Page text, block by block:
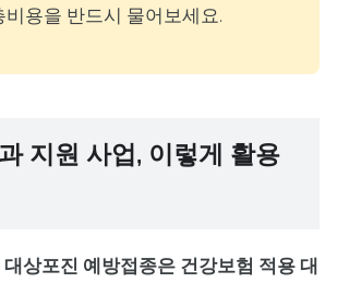
비용을 반드시 물어보세요.
지원 사업, 이렇게 활용
대상포진 예방접종은 건강보험 적용 대